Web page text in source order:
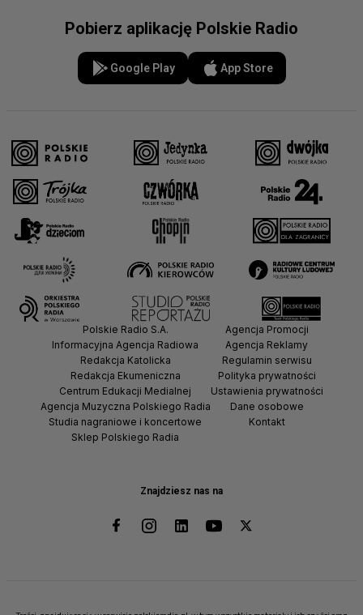
Pobierz aplikację Polskie Radio
Google Play App Store
Znajdziesz nas na
Polskie Radio S.A.
Informacyjna Agencja Radiowa
Redakcja Katolicka
Redakcja Ekumeniczna
Centrum Edukacji Medialnej
Agencja Muzyczna Polskiego Radia
Studia nagraniowe i koncertowe
Sklep Polskiego Radia
Agencja Promocji
Agencja Reklamy
Regulamin serwisu
Polityka prywatności
Ustawienia prywatności
Dane osobowe
Kontakt